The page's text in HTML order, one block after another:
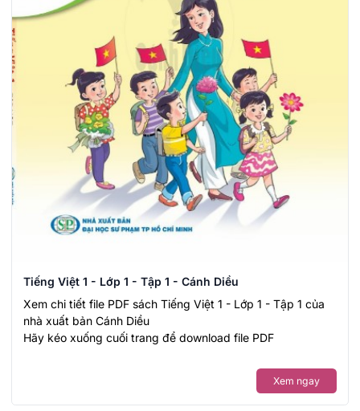
Tiếng Việt 1 - Lớp 1 - Tập 1 - Cánh Diều
Xem chi tiết file PDF sách Tiếng Việt 1 - Lớp 1 - Tập 1 của
nhà xuất bản Cánh Diều
Hãy kéo xuống cuối trang để download file PDF
Xem ngay